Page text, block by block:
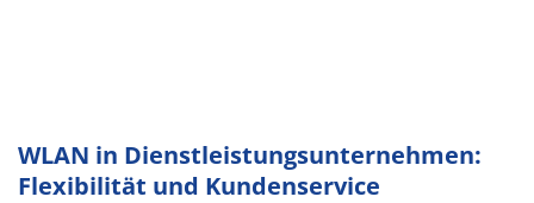
WLAN in Dienstleistungsunternehmen:
Flexibilität und Kundenservice